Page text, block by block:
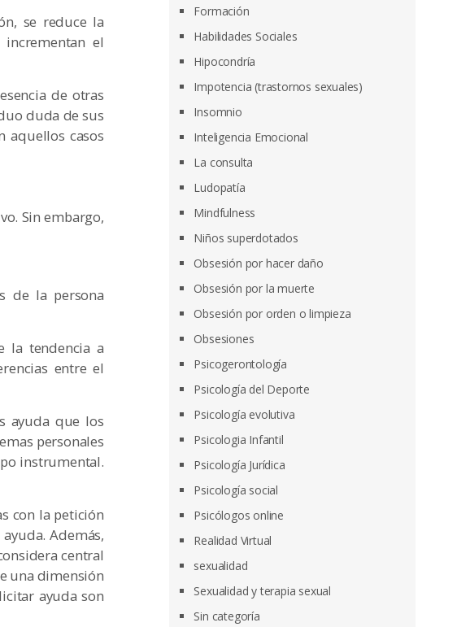
se reduce la
el
de otras
duda de sus
aquellos casos
Sin embargo,
de la persona
la tendencia a
entre el
ayuda que los
personales
instrumental.
con la petición
Además,
central
una dimensión
ayuda son
Formación
Habilidades Sociales
Hipocondría
Impotencia (trastornos sexuales)
Insomnio
Inteligencia Emocional
La consulta
Ludopatía
Mindfulness
Niños superdotados
Obsesión por hacer daño
Obsesión por la muerte
Obsesión por orden o limpieza
Obsesiones
Psicogerontología
Psicología del Deporte
Psicología evolutiva
Psicologia Infantil
Psicología Jurídica
Psicología social
Psicólogos online
Realidad Virtual
sexualidad
Sexualidad y terapia sexual
Sin categoría